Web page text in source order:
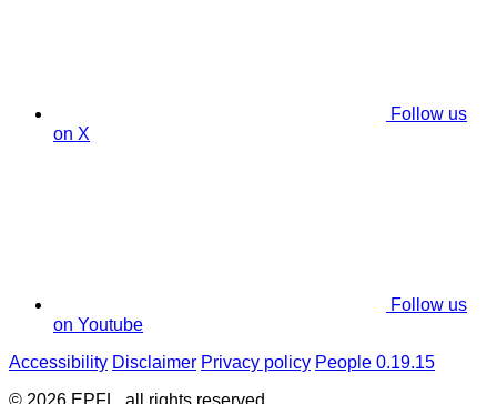
Follow us
on X
Follow us
on Youtube
Accessibility Disclaimer Privacy policy People 0.19.15